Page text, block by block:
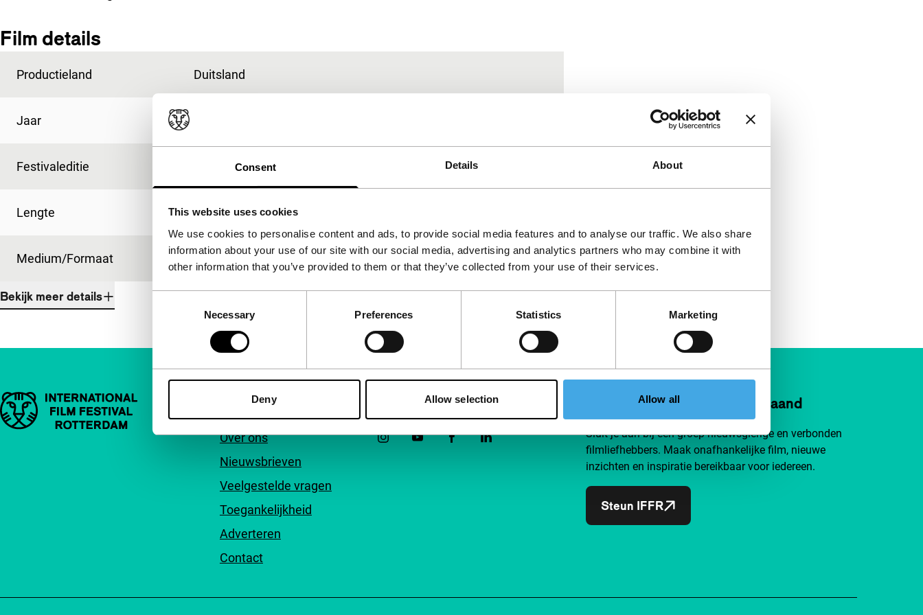
Consent Details About
This website uses cookies
We use cookies to personalise content and ads, to provide social media features and to analyse our traffic. We also share
information about your use of our site with our social media, advertising and analytics partners who may combine it with
other information that you’ve provided to them or that they’ve collected from your use of their services.
Necessary Preferences Statistics Marketing
Deny Allow selection Allow all
Film details
Productieland Duitsland
Jaar
Festivaleditie IFFR 1991
Lengte 116'
Medium/Formaat 35mm
Bekijk meer details
Belangrijke links Snel naar
Over ons
Nieuwsbrieven
Veelgestelde vragen
Toegankelijkheid
Adverteren
Contact
Volg IFFR Steun IFFR al vanaf €4 per maand
Sluit je aan bij een groep nieuwsgierige en verbonden
filmliefhebbers. Maak onafhankelijke film, nieuwe
inzichten en inspiratie bereikbaar voor iedereen.
Steun IFFR